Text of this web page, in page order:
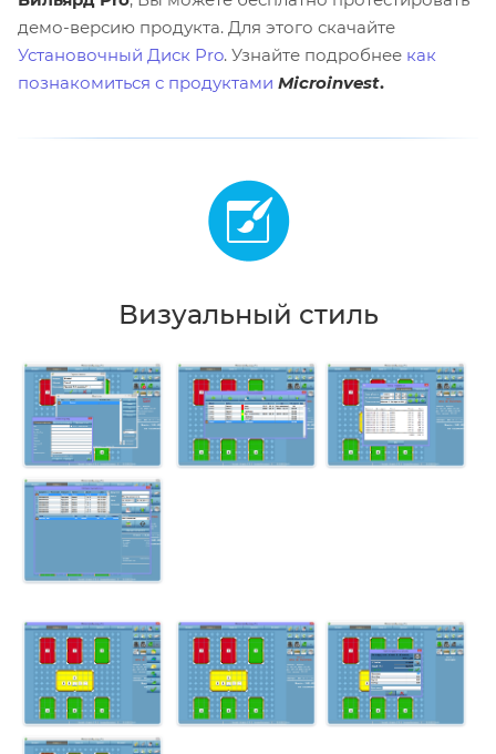
демо-версию продукта. Для этого скачайте
Установочный Диск Pro. Узнайте подробнее как
познакомиться с продуктами Microinvest.
Визуальный стиль